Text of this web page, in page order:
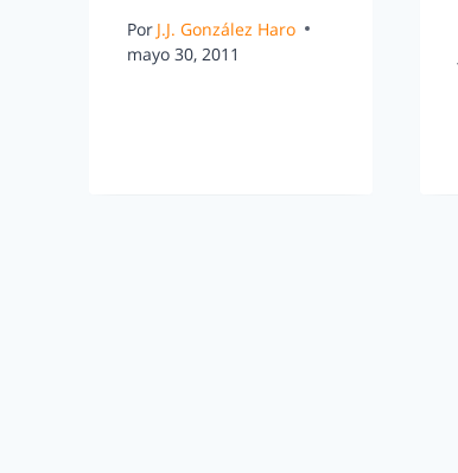
Por J.J. González Haro
mayo 30, 2011